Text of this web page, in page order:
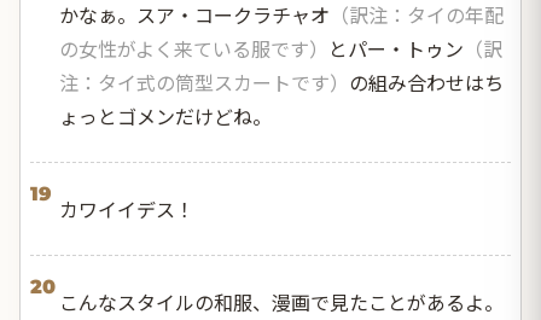
かなぁ。スア・コークラチャオ （訳注：タイの年配
の女性がよく来ている服です） とパー・トゥン （訳
注：タイ式の筒型スカートです） の組み合わせはち
ょっとゴメンだけどね。
19
カワイイデス！
20
こんなスタイルの和服、漫画で見たことがあるよ。